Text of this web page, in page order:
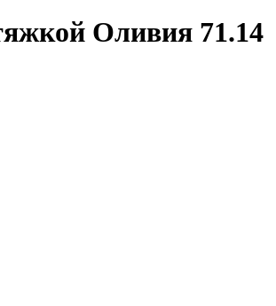
Оливия 71.14